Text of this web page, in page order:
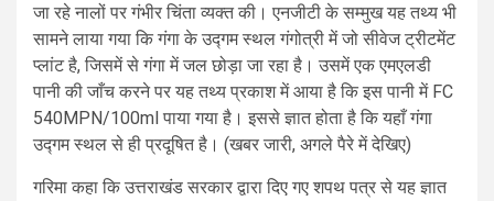
जा रहे नालों पर गंभीर चिंता व्यक्त की। एनजीटी के सम्मुख यह तथ्य भी
सामने लाया गया कि गंगा के उद्गम स्थल गंगोत्री में जो सीवेज ट्रीटमेंट
प्लांट है, जिसमें से गंगा में जल छोड़ा जा रहा है। उसमें एक एमएलडी
पानी की जाँच करने पर यह तथ्य प्रकाश में आया है कि इस पानी में FC
540MPN/100ml पाया गया है। इससे ज्ञात होता है कि यहाँ गंगा
उद्गम स्थल से ही प्रदूषित है। (खबर जारी, अगले पैरे में देखिए)
गरिमा कहा कि उत्तराखंड सरकार द्वारा दिए गए शपथ पत्र से यह ज्ञात